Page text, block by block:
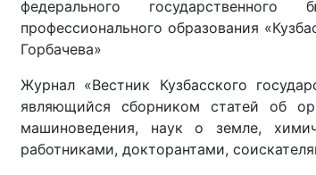
федерального государственного
профессионального образования
Горбачева»
Журнал «Вестник Кузбасского
являющийся сборником статей об
машиноведения, наук о земле,
работниками, докторантами,